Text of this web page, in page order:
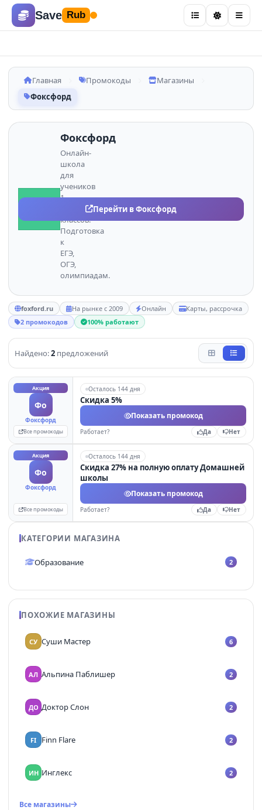
Save Rub
Главная Промокоды
Магазины
Фоксфорд
Фоксфорд
Онлайн-
школа
для
учеников
1–
классов.
Подготовка
к
ЕГЭ,
ОГЭ,
олимпиадам.
Перейти в Фоксфорд
foxford.ru На рынке с 2009 Онлайн
Карты, рассрочка
2 промокодов
100% работают
Найдено:2 предложений
Акция
Фо
Фоксфорд
Все промокоды
Осталось 144 дня
Скидка 5%
Показать промокод
Работает? Да Нет
Акция
Фо
Фоксфорд
Все промокоды
Осталось 144 дня
Скидка 27% на полную оплату Домашней
школы
Показать промокод
Работает? Да Нет
КАТЕГОРИИ МАГАЗИНА
Образование 2
ПОХОЖИЕ МАГАЗИНЫ
СУ Суши Мастер 6
АЛ Альпина Паблишер 2
ДО Доктор Слон 2
FI Finn Flare 2
ИН Инглекс 2
Все магазины